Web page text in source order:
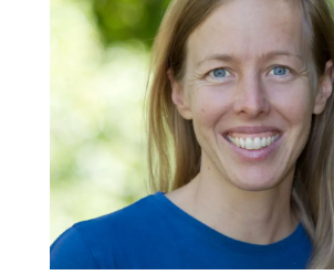
Sabine Boldte
Kindergarten Hammerschmiede